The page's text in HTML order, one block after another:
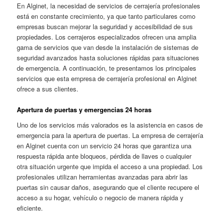
En Alginet, la necesidad de servicios de cerrajería profesionales
está en constante crecimiento, ya que tanto particulares como
empresas buscan mejorar la seguridad y accesibilidad de sus
propiedades. Los cerrajeros especializados ofrecen una amplia
gama de servicios que van desde la instalación de sistemas de
seguridad avanzados hasta soluciones rápidas para situaciones
de emergencia. A continuación, te presentamos los principales
servicios que esta empresa de cerrajería profesional en Alginet
ofrece a sus clientes.
Apertura de puertas y emergencias 24 horas
Uno de los servicios más valorados es la asistencia en casos de
emergencia para la apertura de puertas. La empresa de cerrajería
en Alginet cuenta con un servicio 24 horas que garantiza una
respuesta rápida ante bloqueos, pérdida de llaves o cualquier
otra situación urgente que impida el acceso a una propiedad. Los
profesionales utilizan herramientas avanzadas para abrir las
puertas sin causar daños, asegurando que el cliente recupere el
acceso a su hogar, vehículo o negocio de manera rápida y
eficiente.